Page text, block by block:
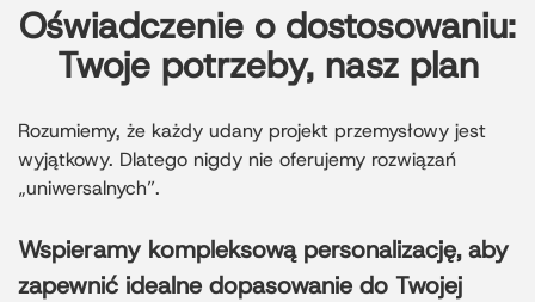
Oświadczenie o dostosowaniu:
Twoje potrzeby, nasz plan
Rozumiemy, że każdy udany projekt przemysłowy jest
wyjątkowy. Dlatego nigdy nie oferujemy rozwiązań
„uniwersalnych”.
Wspieramy kompleksową personalizację, aby
zapewnić idealne dopasowanie do Twojej